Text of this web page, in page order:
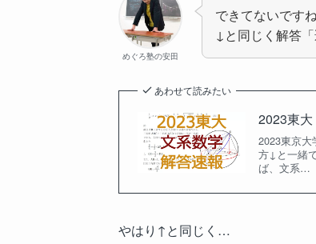
めぐろ塾の安田
できてないですね
↓と同じく解答
あわせて読みたい
2023東
2023東京
方↓と一緒
ば、文系…
やはり↑と同じく…